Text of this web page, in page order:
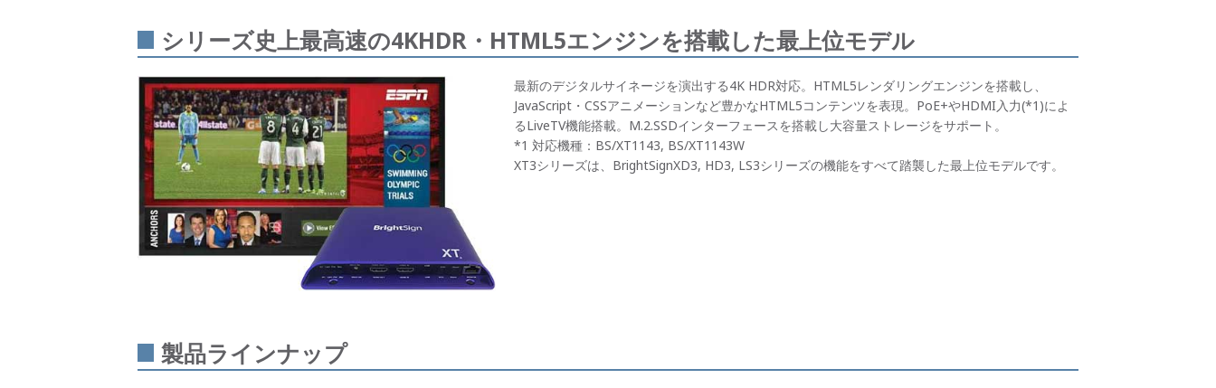
シリーズ史上最高速の4KHDR・HTML5エンジンを搭載した最上位モデル
最新のデジタルサイネージを演出する4K HDR対応。HTML5レンダリングエンジンを搭載し、
JavaScript・CSSアニメーションなど豊かなHTML5コンテンツを表現。PoE+やHDMI入力(*1)によ
るLiveTV機能搭載。M.2.SSDインターフェースを搭載し大容量ストレージをサポート。
*1 対応機種：BS/XT1143, BS/XT1143W
XT3シリーズは、BrightSignXD3, HD3, LS3シリーズの機能をすべて踏襲した最上位モデルです。
製品ラインナップ